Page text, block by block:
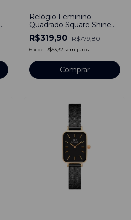
Relógio Feminino
Quadrado Square Shine
Prata Aço Inoxidável
Gomos
R$319,90 R$779,80
6 x de R$53,32 sem juros
Comprar